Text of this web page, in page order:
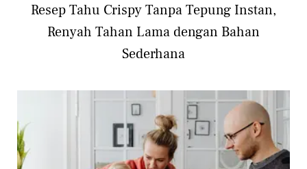
Resep Tahu Crispy Tanpa Tepung Instan,
Renyah Tahan Lama dengan Bahan
Sederhana